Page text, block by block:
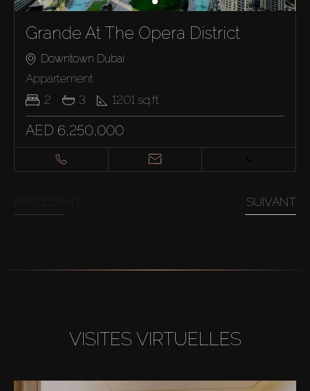
Grande At The Opera District
Downtown Dubai
Appartement
2
3 1201 sq.ft
AED 6,250,000
SUIVANT
VISITES VIRTUELLES